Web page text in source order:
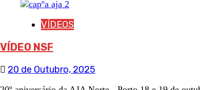
VÍDEOS
VÍDEO NSF
20 de Outubro, 2025